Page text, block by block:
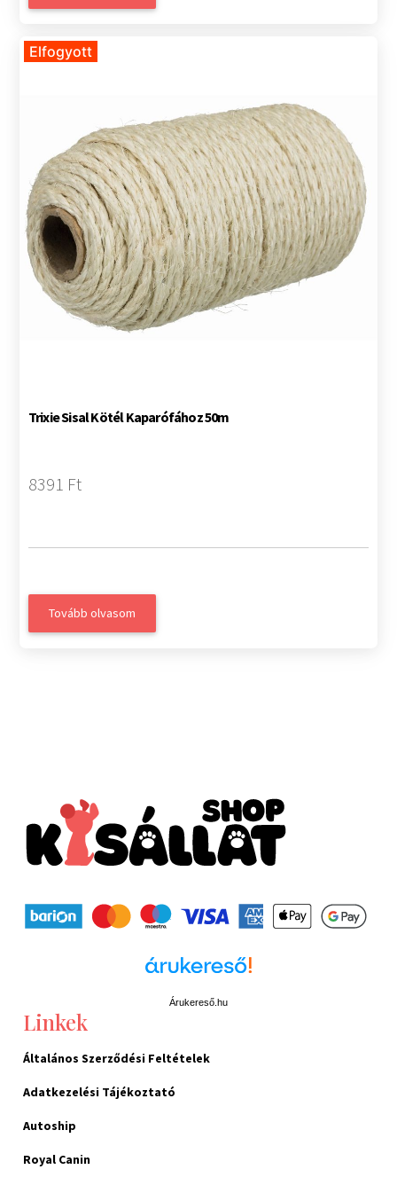
Elfogyott
Trixie Sisal Kötél Kaparófához 50m
8391 Ft
Tovább olvasom
Árukereső.hu
Linkek
Általános Szerződési Feltételek
Adatkezelési Tájékoztató
Autoship
Royal Canin